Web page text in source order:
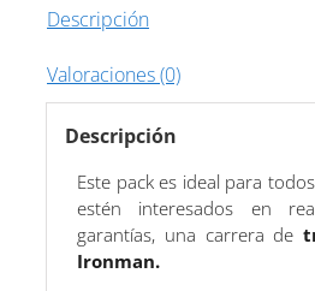
Descripción
Valoraciones (0)
Descripción
Este pack es ideal para
estén interesados en
garantías, una carrera de
Ironman.